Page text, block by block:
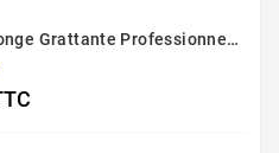
(X10) - Éponge Grattante Professionnelle Sponrex 74